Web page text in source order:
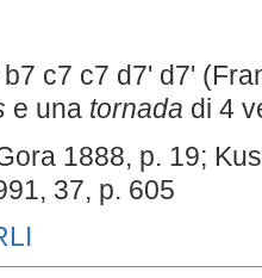
c7 c7 d7' d7'
e una tornada di 4
1888, p. 19;
37, p. 605